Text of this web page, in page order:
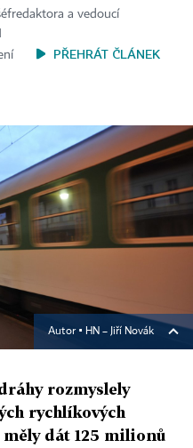
a vedoucí
PŘEHRÁT ČLÁNEK
Autor ▪ HN – Jiří Novák
rozmyslely
rychlíkových
dát 125 milionů